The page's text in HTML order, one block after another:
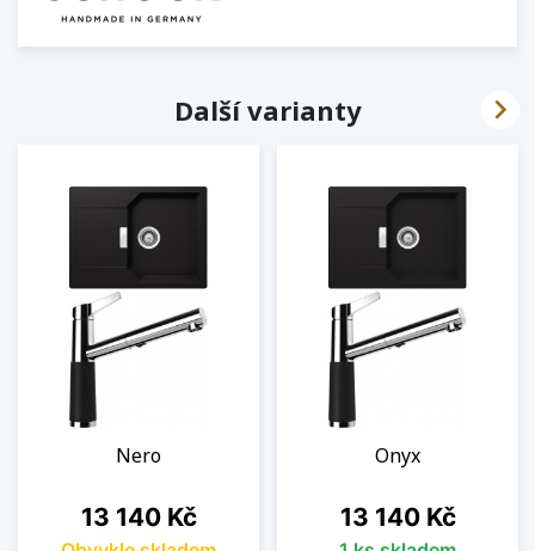
Další varianty
Nero
Cena
13 140 Kč
Onyx
Cena
13 140 Kč
